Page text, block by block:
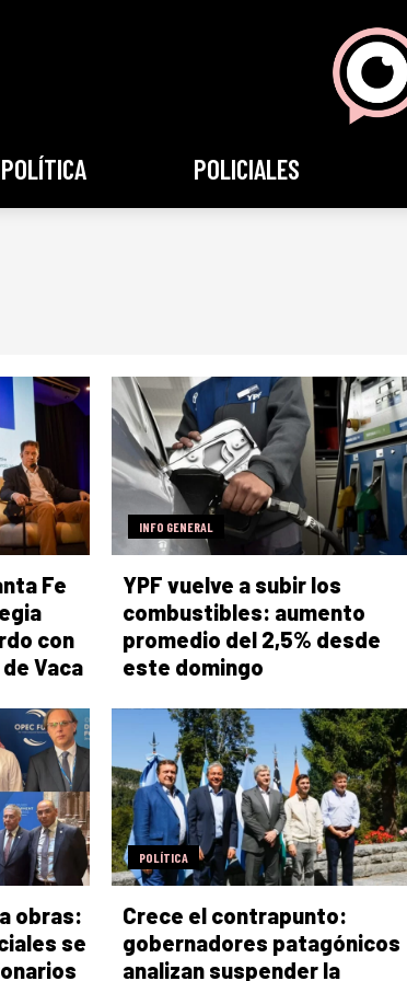
POLÍTICA POLICIALES
Fe
con
Vaca
INFO GENERAL
YPF vuelve a subir los
combustibles: aumento
promedio del 2,5% desde
este domingo
obras:
se
POLÍTICA
Crece el contrapunto:
gobernadores patagónicos
analizan suspender la